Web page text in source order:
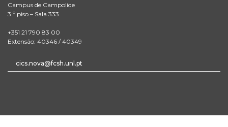
Campus de Campolide
3.º piso – Sala 333
+351 21 790 83 00
Extensão: 40346 / 40349
cics.nova@fcsh.unl.pt